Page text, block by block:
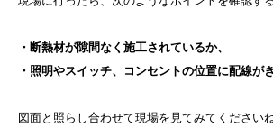
・断熱材が隙間なく施工されているか、
・照明やスイッチ、コンセントの位置に配線が
図面と照らし合わせて現場を見てみてくださいね